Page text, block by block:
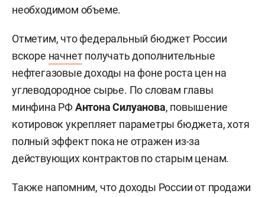
необходимом объеме.
Отметим, что федеральный бюджет России
вскоре начнетполучать дополнительные
нефтегазовые доходы на фоне роста цен на
углеводородное сырье. По словам главы
минфина РФАнтона Силуанова, повышение
котировок укрепляет параметры бюджета, хотя
полный эффект пока не отражен из-за
действующих контрактов по старым ценам.
Также напомним, что доходы России от продажи